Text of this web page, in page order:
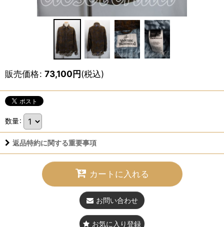
販売価格: 73,100円(税込)
数量:
返品特約に関する重要事項
カートに入れる
お問い合わせ
お気に入り登録